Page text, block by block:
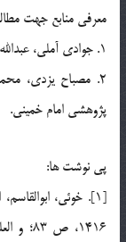
معرفي منابع جهت
1. جوادي آملي، عبدالله، قرآن در قرآن، مركز نشر اسراء، 1381.
2. مصباح يزدي،
پژوهشي امام خميني.
پي نوشت ها:
[1]. خوئي،
1416،